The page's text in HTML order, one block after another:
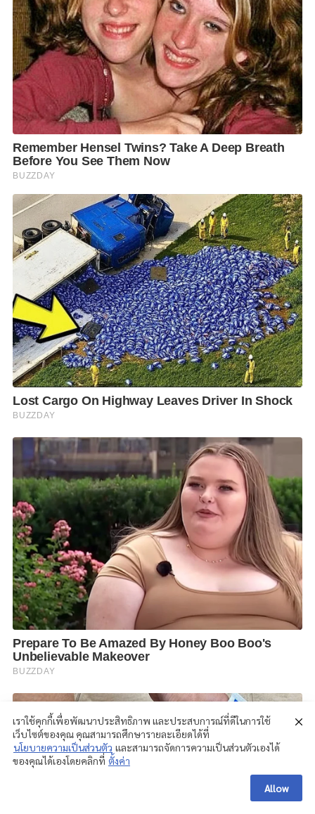
เราใช้คุกกี้เพื่อพัฒนาประสิทธิภาพ และประสบการณ์ที่ดีในการใช้
เว็บไซต์ของคุณ คุณสามารถศึกษารายละเอียดได้ที่
นโยบายความเป็นส่วนตัว และสามารถจัดการความเป็นส่วนตัวเองได้
ของคุณได้เองโดยคลิกที่ ตั้งค่า
Allow